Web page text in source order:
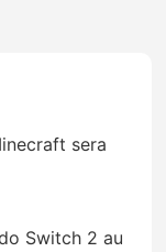
sera
Switch 2 au